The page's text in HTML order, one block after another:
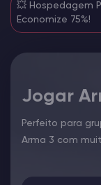
💥 Hospedagem
Economize 75%!
Jogar
Perfeito para
Arma 3 com